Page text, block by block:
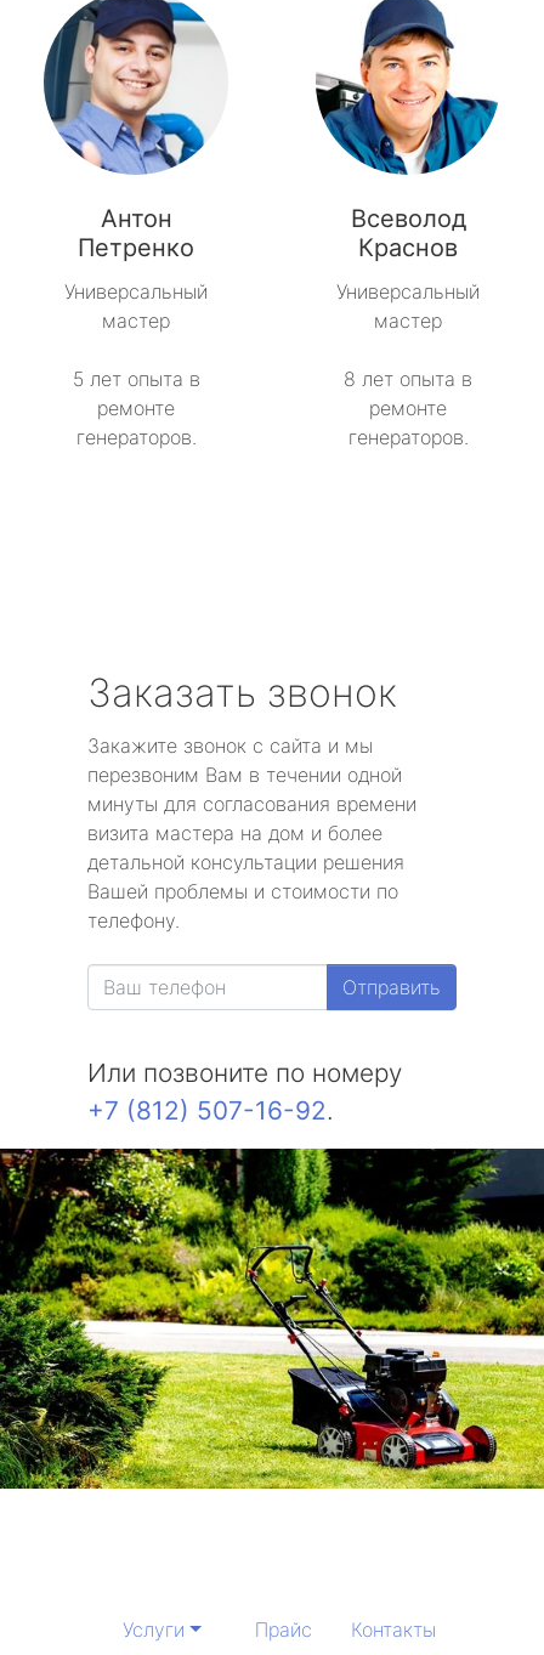
Антон
Петренко
Универсальный
мастер
5 лет опыта в
ремонте
генераторов.
Всеволод
Краснов
Универсальный
мастер
8 лет опыта в
ремонте
генераторов.
Заказать звонок
Закажите звонок с сайта и мы
перезвоним Вам в течении одной
минуты для согласования времени
визита мастера на дом и более
детальной консультации решения
Вашей проблемы и стоимости по
телефону.
Отправить
Или позвоните по номеру
+7 (812) 507-16-92.
Услуги Прайс Контакты